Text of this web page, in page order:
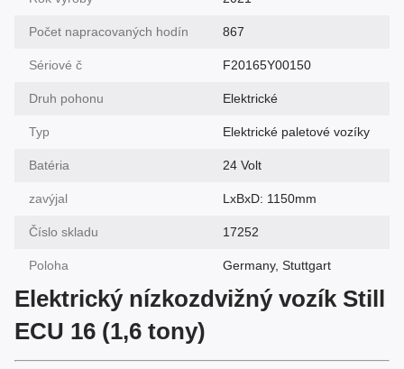
Počet napracovaných hodín 867
Sériové č F20165Y00150
Druh pohonu Elektrické
Typ Elektrické paletové vozíky
Batéria 24 Volt
zavýjal LxBxD: 1150mm
Číslo skladu 17252
Poloha Germany, Stuttgart
Elektrický nízkozdvižný vozík Still
ECU 16 (1,6 tony)